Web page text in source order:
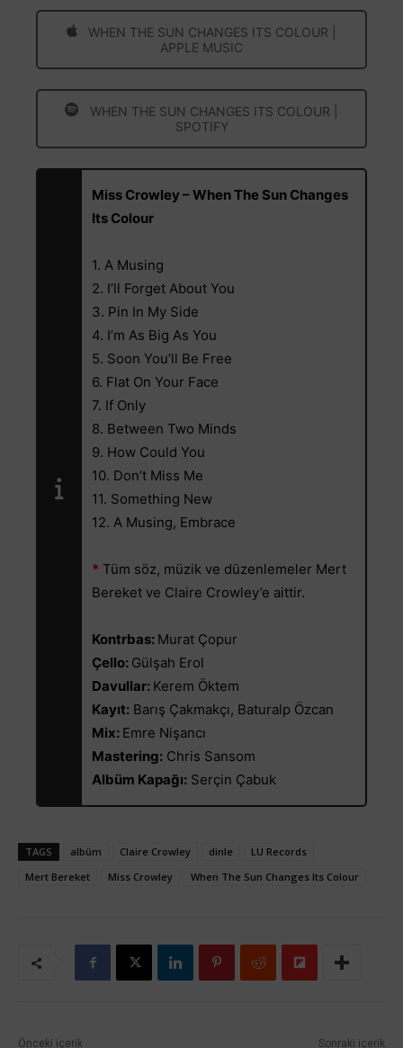
WHEN THE SUN CHANGES ITS COLOUR |
APPLE MUSIC
WHEN THE SUN CHANGES ITS COLOUR |
SPOTIFY
Miss Crowley – When The Sun Changes
Its Colour
1. A Musing
2. I’ll Forget About You
3. Pin In My Side
4. I’m As Big As You
5. Soon You’ll Be Free
6. Flat On Your Face
7. If Only
8. Between Two Minds
9. How Could You
10. Don’t Miss Me
11. Something New
12. A Musing, Embrace
* Tüm söz, müzik ve düzenlemeler Mert
Bereket ve Claire Crowley’e aittir.
Kontrbas: Murat Çopur
Çello: Gülşah Erol
Davullar: Kerem Öktem
Kayıt: Barış Çakmakçı, Baturalp Özcan
Mix: Emre Nişancı
Mastering: Chris Sansom
Albüm Kapağı: Serçin Çabuk
TAGS albüm Claire Crowley dinle
LU Records
Mert Bereket
Miss Crowley When The Sun Changes Its Colour
Önceki içerik Sonraki içerik